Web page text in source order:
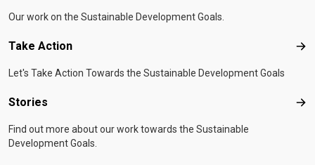
Our work on the Sustainable Development Goals.
Take Action
Let's Take Action Towards the Sustainable Development Goals
Stories
Find out more about our work towards the Sustainable
Development Goals.